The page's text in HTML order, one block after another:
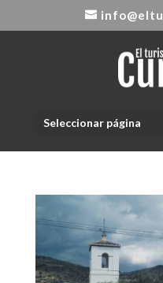
Seleccionar página